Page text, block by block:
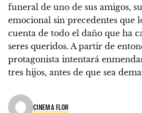
funeral de uno de sus amigos,
emocional sin precedentes que
cuenta de todo el daño que ha
seres queridos. A partir de
protagonista intentará
tres hijos, antes de que sea
CINEMA FLOR